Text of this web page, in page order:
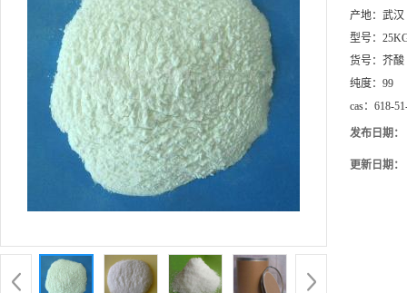
产地： 武汉
型号：
货号： 芥酸
纯度： 99
cas： 618-
发布日期：
更新日期：